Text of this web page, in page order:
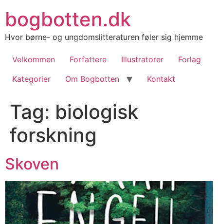
indhold
bogbotten.dk
Hvor børne- og ungdomslitteraturen føler sig hjemme
Velkommen Forfattere Illustratorer
Forlag
Kategorier
Om Bogbotten Kontakt
Tag: biologisk
forskning
Skoven